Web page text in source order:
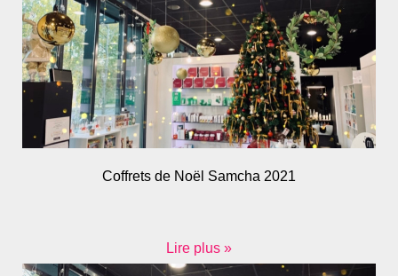
Coffrets de Noël Samcha 2021
Lire plus »